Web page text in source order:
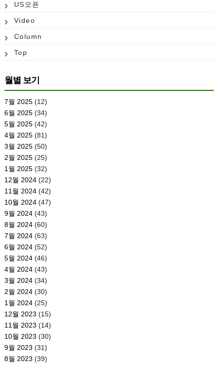
US오픈
Video
Column
Top
월별 보기
7월 2025(12)
6월 2025(34)
5월 2025(42)
4월 2025(81)
3월 2025(50)
2월 2025(25)
1월 2025(32)
12월 2024(22)
11월 2024(42)
10월 2024(47)
9월 2024(43)
8월 2024(60)
7월 2024(63)
6월 2024(52)
5월 2024(46)
4월 2024(43)
3월 2024(34)
2월 2024(30)
1월 2024(25)
12월 2023 (15)
11월 2023 (14)
10월 2023 (30)
9월 2023 (31)
8월 2023 (39)